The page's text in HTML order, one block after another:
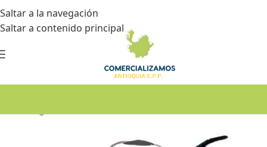
Saltar a la navegación
Saltar a contenido principal